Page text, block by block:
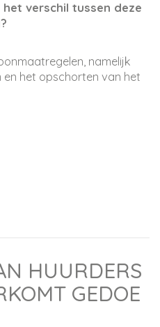
verschil tussen deze
namelijk
het opschorten van het
HUURDERS
GEDOE